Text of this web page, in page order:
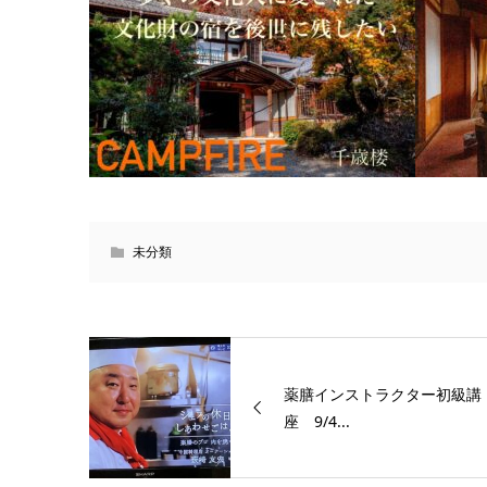
未分類
薬膳インストラクター初級講
座 9/4...